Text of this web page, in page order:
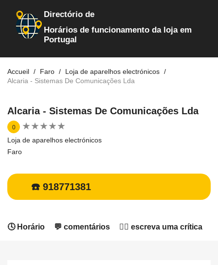
Directório de
Horários de funcionamento da loja em
Portugal
Accueil Faro
Loja de aparelhos electrónicos
Alcaria - Sistemas De Comunicações Lda
Alcaria - Sistemas De Comunicações Lda
0 ★★★★★
★★★★★
Loja de aparelhos electrónicos
Faro
☎️ 918771381
🕓 Horário 💬 comentários ✍🏻 escreva uma crítica